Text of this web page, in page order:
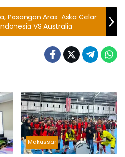
Pasangan Aras-Aska Gelar
VS Australia
Makassar